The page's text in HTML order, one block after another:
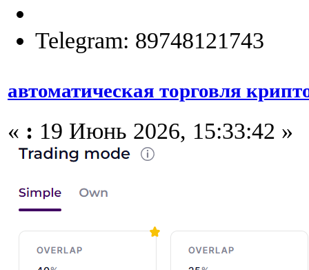
Telegram: 89748121743
автоматическая торговля
« : 19 Июнь 2026, 15:33:42 »